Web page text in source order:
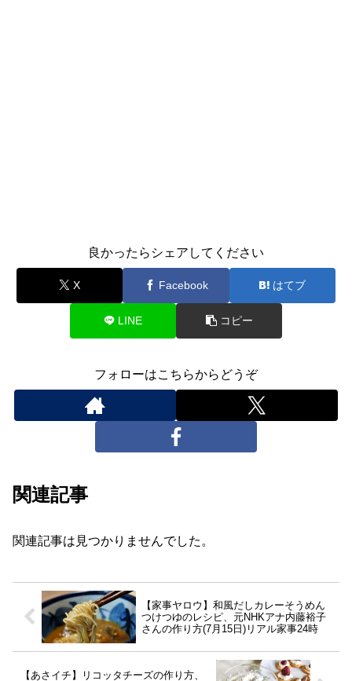
良かったらシェアしてください
X Facebook はてブ
LINE コピー
フォローはこちらからどうぞ
関連記事
関連記事は見つかりませんでした。
【家事ヤロウ】和風だしカレーそうめん
つけつゆのレシピ、元NHKアナ内藤裕子
さんの作り方(7月15日)リアル家事24時
【あさイチ】リコッタチーズの作り方、